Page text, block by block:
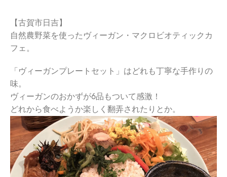
【古賀市日吉】
自然農野菜を使ったヴィーガン・マクロビオティックカ
フェ。
「ヴィーガンプレートセット」はどれも丁寧な手作りの
味。
ヴィーガンのおかずが6品もついて感激！
どれから食べようか楽しく翻弄されたりとか。